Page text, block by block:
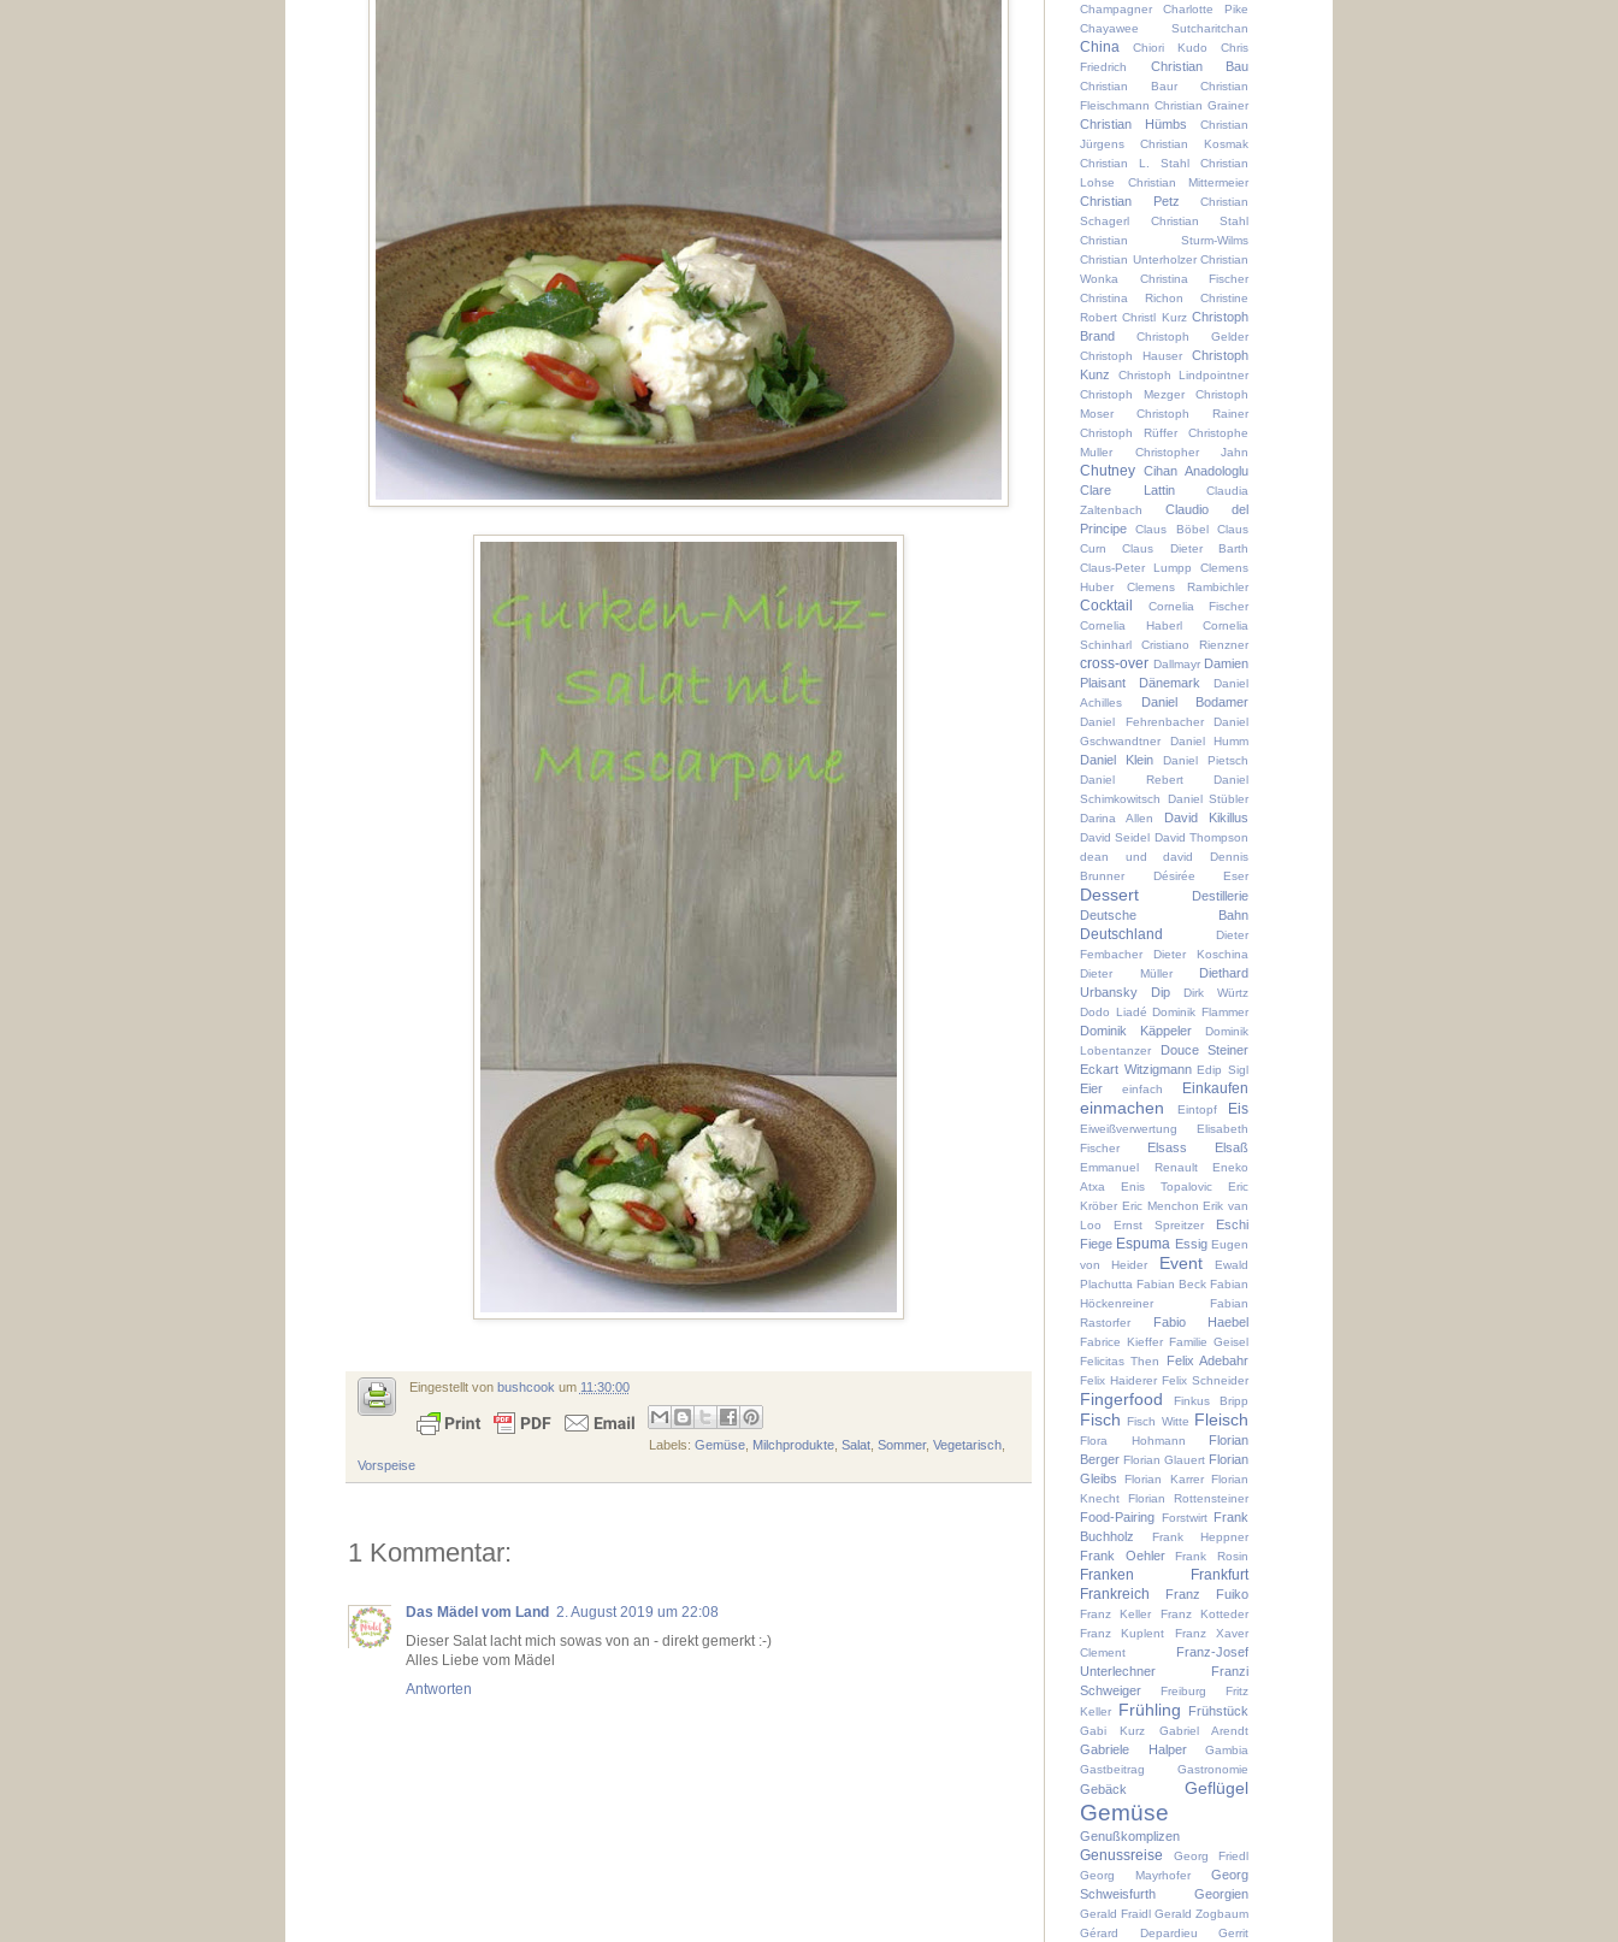
Eingestellt von bushcook um 11:30:00
Labels:Gemüse Milchprodukte ,Salat ,Sommer,Vegetarisch
Vorspeise
1 Kommentar:
Das Mädel vom Land 2. August 2019 um 22:08
Dieser Salat lacht mich sowas von an - direkt gemerkt :-)
Alles Liebe vom Mädel
Antworten
Champagner
Charlotte Pike
Chayawee Sutcharitchan
China Chiori Kudo
Chris
Friedrich
Christian Bau
Christian Baur
Christian
Fleischmann Christian Grainer
Christian Hümbs
Christian
Jürgens
Christian Kosmak
Christian L. Stahl
Christian
Lohse
Christian Mittermeier
Christian Petz
Christian
Schagerl
Christian Stahl
Christian Sturm-Wilms
Christian Unterholzer Christian
Wonka
Christina Fischer
Christina Richon
Christine
Robert Christl Kurz Christoph
Brand
Christoph Gelder
Christoph Hauser
Christoph
Kunz
Christoph Lindpointner
Christoph Mezger
Christoph
Moser
Christoph Rainer
Christoph Rüffer
Christophe
Muller
Christopher Jahn
Chutney Cihan Anadologlu
Clare Lattin
Claudia
Zaltenbach
Claudio del
Principe
Claus Böbel
Claus
Curn
Claus Dieter Barth
Claus-Peter Lumpp
Clemens
Huber
Clemens Rambichler
Cocktail
Cornelia Fischer
Cornelia Haberl
Cornelia
Schinharl
Cristiano Rienzner
cross-over Dallmayr Damien
Plaisant
Dänemark
Daniel
Achilles
Daniel Bodamer
Daniel Fehrenbacher
Daniel
Gschwandtner
Daniel Humm
Daniel Klein
Daniel Pietsch
Daniel Rebert
Daniel
Schimkowitsch
Daniel Stübler
Darina Allen
David Kikillus
David Seidel David Thompson
dean und david
Dennis
Brunner
Désirée Eser
Dessert
Destillerie
Deutsche Bahn
Deutschland
Dieter
Fembacher
Dieter Koschina
Dieter Müller
Diethard
Urbansky
Dip
Dirk Würtz
Dodo Liadé Dominik Flammer
Dominik Käppeler
Dominik
Lobentanzer
Douce Steiner
Eckart Witzigmann Edip Sigl
Eier einfach Einkaufen
einmachen Eintopf Eis
Eiweißverwertung
Elisabeth
Fischer
Elsass Elsaß
Emmanuel Renault
Eneko
Atxa
Enis Topalovic
Eric
Kröber Eric Menchon Erik van
Loo
Ernst Spreitzer
Eschi
Fiege Espuma Essig Eugen
von Heider
Event
Ewald
Plachutta Fabian Beck Fabian
Höckenreiner
Fabian
Rastorfer
Fabio Haebel
Fabrice Kieffer Familie Geisel
Felicitas Then
Felix Adebahr
Felix Haiderer Felix Schneider
Fingerfood Finkus Bripp
Fisch Fisch Witte Fleisch
Flora Hohmann
Florian
Berger Florian Glauert Florian
Gleibs
Florian Karrer
Florian
Knecht
Florian Rottensteiner
Food-Pairing Forstwirt Frank
Buchholz
Frank Heppner
Frank Oehler Frank Rosin
Franken
Frankfurt
Frankreich
Franz Fuiko
Franz Keller
Franz Kotteder
Franz Kuplent
Franz Xaver
Clement
Franz-Josef
Unterlechner
Franzi
Schweiger
Freiburg
Fritz
Keller
Frühling Frühstück
Gabi Kurz Gabriel Arendt
Gabriele Halper
Gambia
Gastbeitrag
Gastronomie
Gebäck Geflügel
Gemüse
Genußkomplizen
Genussreise
Georg Friedl
Georg Mayrhofer
Georg
Schweisfurth
Georgien
Gerald Fraidl Gerald Zogbaum
Gérard Depardieu
Gerrit